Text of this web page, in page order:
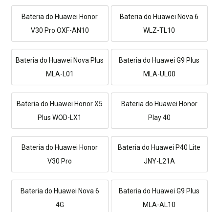
Bateria do Huawei Honor
V30 Pro OXF-AN10
Bateria do Huawei Nova 6
WLZ-TL10
Bateria do Huawei Nova Plus
MLA-L01
Bateria do Huawei G9 Plus
MLA-UL00
Bateria do Huawei Honor X5
Plus WOD-LX1
Bateria do Huawei Honor
Play 40
Bateria do Huawei Honor
V30 Pro
Bateria do Huawei P40 Lite
JNY-L21A
Bateria do Huawei Nova 6
4G
Bateria do Huawei G9 Plus
MLA-AL10